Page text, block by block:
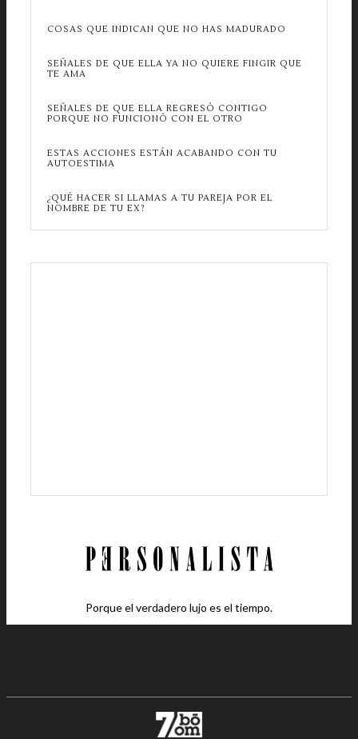
COSAS QUE INDICAN QUE NO HAS MADURADO
SEÑALES DE QUE ELLA YA NO QUIERE FINGIR QUE
TE AMA
SEÑALES DE QUE ELLA REGRESÓ CONTIGO
PORQUE NO FUNCIONÓ CON EL OTRO
ESTAS ACCIONES ESTÁN ACABANDO CON TU
AUTOESTIMA
¿QUÉ HACER SI LLAMAS A TU PAREJA POR EL
NOMBRE DE TU EX?
Porque el verdadero lujo es el tiempo.